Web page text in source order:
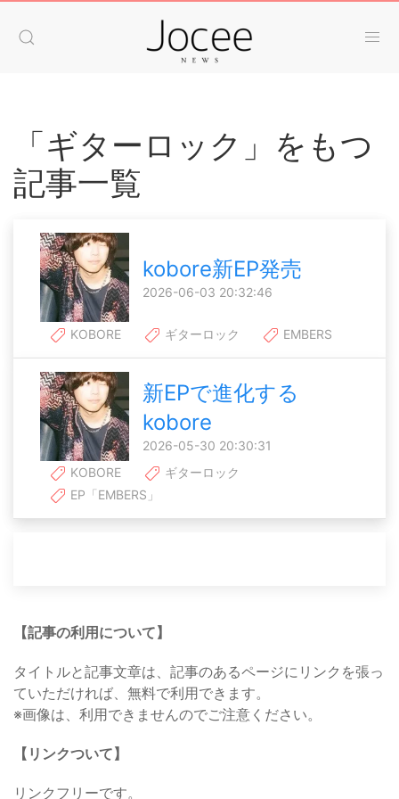
「ギターロック」をもつ
記事一覧
kobore新EP発売
2026-06-03 20:32:46
KOBORE ギターロック EMBERS
新EPで進化する
kobore
2026-05-30 20:30:31
KOBORE
ギターロック
EP「EMBERS」
【記事の利用について】
タイトルと記事文章は、記事のあるページにリンクを張っ
ていただければ、無料で利用できます。
※画像は、利用できませんのでご注意ください。
【リンクついて】
リンクフリーです。